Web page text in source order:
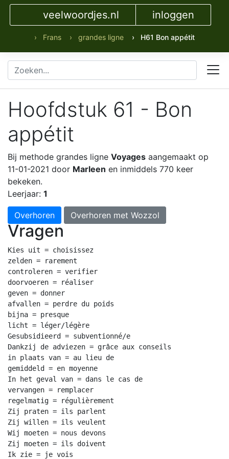
veelwoordjes.nl inloggen
› Frans › grandes ligne › H61 Bon appétit
Hoofdstuk 61 - Bon
appétit
Bij methode grandes ligne Voyages aangemaakt op
11-01-2021 door Marleen en inmiddels 770 keer
bekeken.
Leerjaar: 1
Overhoren Overhoren met Wozzol
Vragen
Kies uit = choisissez
zelden = rarement
controleren = verifier
doorvoeren = réaliser
geven = donner
afvallen = perdre du poids
bijna = presque
licht = léger/légère
Gesubsidieerd = subventionné/e
Dankzij de adviezen = grâce aux conseils
in plaats van = au lieu de
gemiddeld = en moyenne
In het geval van = dans le cas de
vervangen = remplacer
regelmatig = régulièrement
Zij praten = ils parlent
Zij willen = ils veulent
Wij moeten = nous devons
Zij moeten = ils doivent
Ik zie = je vois